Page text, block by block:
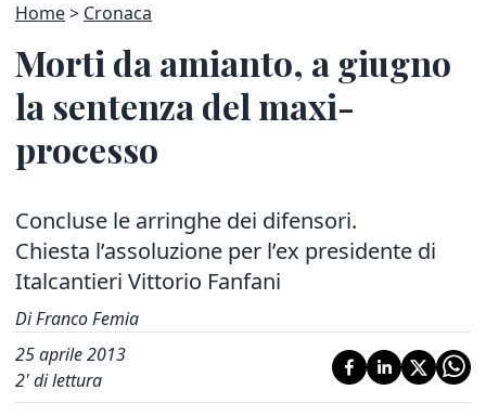
Home Cronaca
Morti da amianto, a giugno
la sentenza del maxi-
processo
Concluse le arringhe dei difensori.
Chiesta l’assoluzione per l’ex presidente di
Italcantieri Vittorio Fanfani
Di Franco Femia
25 aprile 2013
2' di lettura